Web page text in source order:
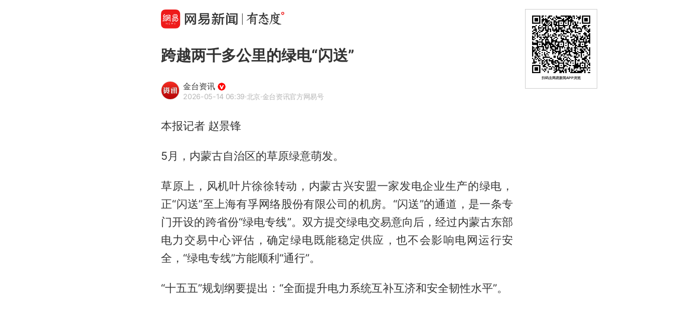
跨越两千多公里的绿电“闪送”
金台资讯
2026-05-14 06:39·北京·金台资讯官方网易号
本报记者 赵景锋
5月，内蒙古自治区的草原绿意萌发。
草原上，风机叶片徐徐转动，内蒙古兴安盟一家发电企业生产的绿电，
正“闪送”至上海有孚网络股份有限公司的机房。“闪送”的通道，是一条专
门开设的跨省份“绿电专线”。双方提交绿电交易意向后，经过内蒙古东部
电力交易中心评估，确定绿电既能稳定供应，也不会影响电网运行安
全，“绿电专线”方能顺利“通行”。
“十五五”规划纲要提出：“全面提升电力系统互补互济和安全韧性水平”。
扫码去网易新闻APP浏览